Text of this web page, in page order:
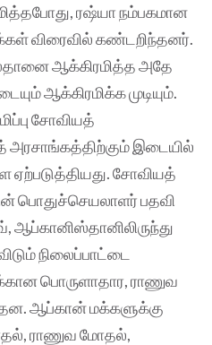
​ரஷ்யா நம்பகமான
விரைவில் கண்டறிந்தனர்.
ஆக்கிரமித்த அதே
ஆக்கிரமிக்க முடியும்.
சோவியத்
அரசாங்கத்திற்கும் இடையில்
சோவியத்
பொதுச்செயலாளர் பதவி
ஆப்கானிஸ்தானிலிருந்து
நிலைப்பாட்டை
பொருளாதார, ராணுவ
ஆப்கான் மக்களுக்கு
ராணுவ மோதல்,